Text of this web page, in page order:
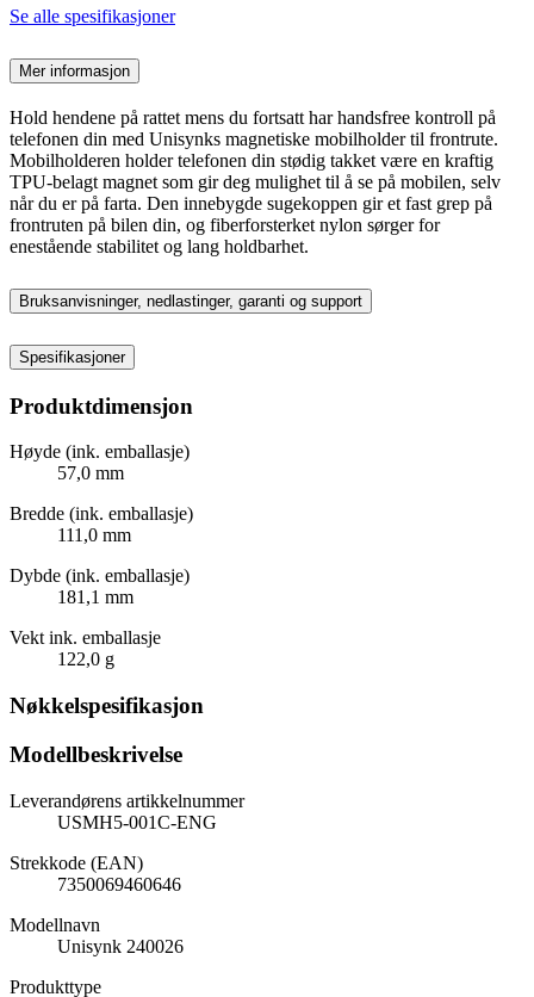
Se alle spesifikasjoner
Mer informasjon
Hold hendene på rattet mens du fortsatt har handsfree kontroll på
telefonen din med Unisynks magnetiske mobilholder til frontrute.
Mobilholderen holder telefonen din stødig takket være en kraftig
TPU-belagt magnet som gir deg mulighet til å se på mobilen, selv
når du er på farta. Den innebygde sugekoppen gir et fast grep på
frontruten på bilen din, og fiberforsterket nylon sørger for
enestående stabilitet og lang holdbarhet.
Bruksanvisninger, nedlastinger, garanti og support
Spesifikasjoner
Produktdimensjon
Høyde (ink. emballasje)
57,0 mm
Bredde (ink. emballasje)
111,0 mm
Dybde (ink. emballasje)
181,1 mm
Vekt ink. emballasje
122,0 g
Nøkkelspesifikasjon
Modellbeskrivelse
Leverandørens artikkelnummer
USMH5-001C-ENG
Strekkode (EAN)
7350069460646
Modellnavn
Unisynk 240026
Produkttype